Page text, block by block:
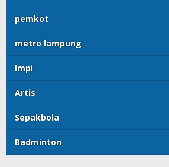
pemkot
metro lampung
lmpi
Artis
Sepakbola
Badminton